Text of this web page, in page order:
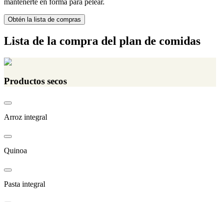
mantenerte en forma para pelear.
Obtén la lista de compras
Lista de la compra del plan de comidas
Productos secos
Arroz integral
Quinoa
Pasta integral